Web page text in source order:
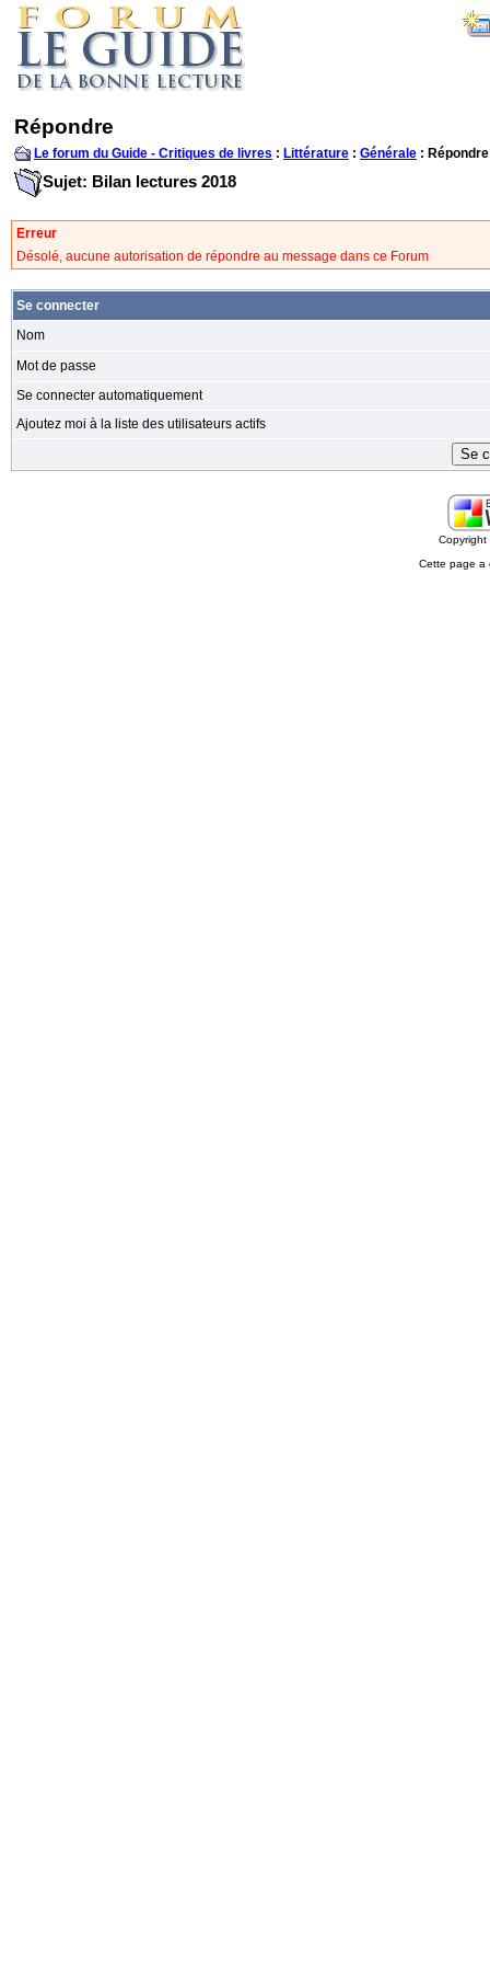
Répondre
Le forum du Guide - Critiques de livres : Littérature : Générale : Répondre
Sujet: Bilan lectures 2018
Erreur
Désolé, aucune autorisation de répondre au message dans ce Forum
Se connecter
Nom
Mot de passe
Se connecter automatiquement
Ajoutez moi à la liste des utilisateurs actifs
Cette page a